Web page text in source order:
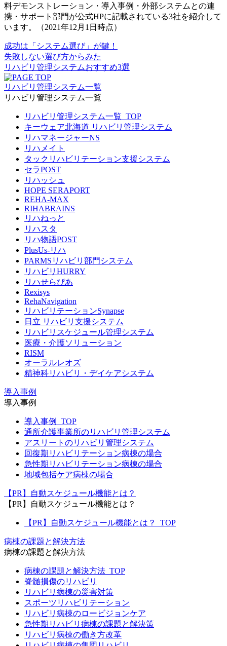
料デモンストレーション・導入事例・外部システムとの連
携・サポート部門が公式HPに記載されている3社を紹介して
います。（2021年12月1日時点）
成功は 「システム選び」 が鍵！
失敗しない選び方からみた
リハビリ管理システムおすすめ3選
リハビリ管理システム一覧
リハビリ管理システム一覧
リハビリ管理システム一覧_TOP
キーウェア北海道 リハビリ管理システム
リハマネージャーNS
リハメイト
タックリハビリテーション支援システム
セラPOST
リハッシュ
HOPE SERAPORT
REHA-MAX
RIHABRAINS
リハねっと
リハスタ
リハ物語POST
PlusUs-リハ
PARMSリハビリ部門システム
リハビリHURRY
リハせらぴあ
Rexisys
RehaNavigation
リハビリテーションSynapse
日立 リハビリ支援システム
リハビリスケジュール管理システム
医療・介護ソリューション
RISM
オーラルレオズ
精神科リハビリ・デイケアシステム
導入事例
導入事例
導入事例_TOP
通所介護事業所のリハビリ管理システム
アスリートのリハビリ管理システム
回復期リハビリテーション病棟の場合
急性期リハビリテーション病棟の場合
地域包括ケア病棟の場合
【PR】自動スケジュール機能とは？
【PR】自動スケジュール機能とは？
【PR】自動スケジュール機能とは？_TOP
病棟の課題と解決方法
病棟の課題と解決方法
病棟の課題と解決方法_TOP
脊髄損傷のリハビリ
リハビリ病棟の災害対策
スポーツリハビリテーション
リハビリ病棟のロービジョンケア
急性期リハビリ病棟の課題と解決策
リハビリ病棟の働き方改革